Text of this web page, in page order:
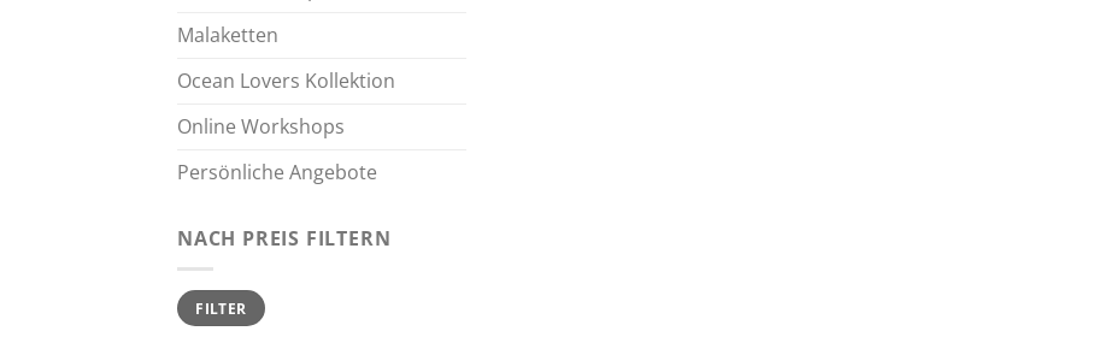
Malaketten
Ocean Lovers Kollektion
Online Workshops
Persönliche Angebote
NACH PREIS FILTERN
Min.
Preis
Max.
PreisFILTER